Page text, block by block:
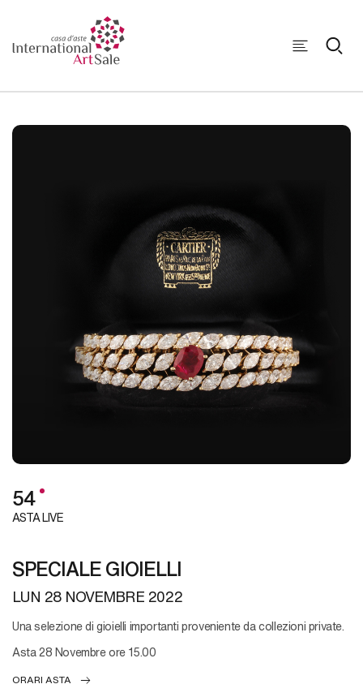
54
ASTA LIVE
SPECIALE GIOIELLI
LUN 28 NOVEMBRE 2022
Una selezione di gioielli importanti proveniente da collezioni private.
Asta 28 Novembre ore 15.00
ORARI ASTA